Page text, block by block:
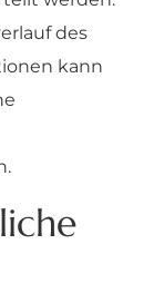
des
kann